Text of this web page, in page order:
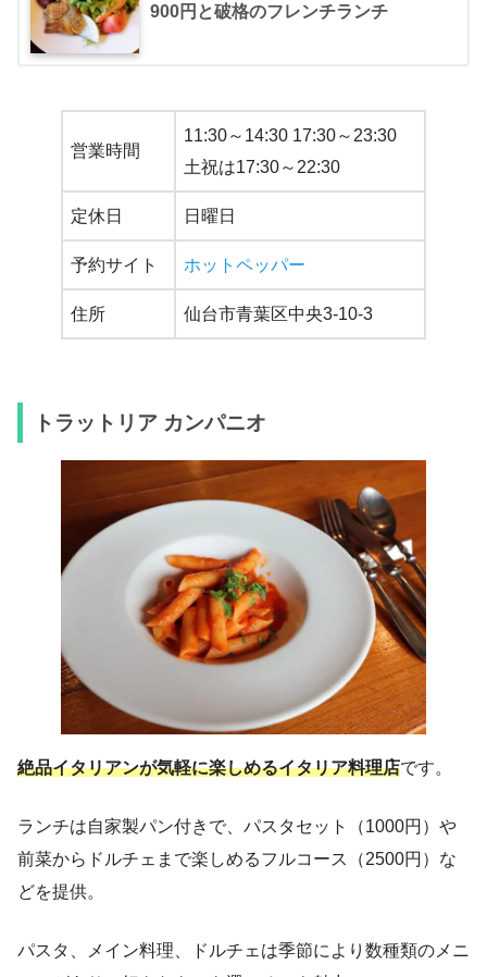
900円と破格のフレンチランチ
営業時間
11:30～14:30 17:30～23:30
土祝は17:30～22:30
定休日 日曜日
予約サイト ホットペッパー
住所 仙台市青葉区中央3-10-3
トラットリア カンパニオ
絶品イタリアンが気軽に楽しめるイタリア料理店です。
ランチは自家製パン付きで、パスタセット（1000円）や
前菜からドルチェまで楽しめるフルコース（2500円）な
どを提供。
パスタ、メイン料理、ドルチェは季節により数種類のメニ